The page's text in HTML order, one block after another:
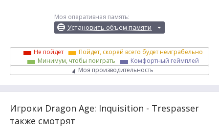
Моя оперативная память:
Установить объем памяти
Не пойдет
Пойдет, скорей всего будет неиграбельно
Минимум, чтобы поиграть
Комфортный геймплей
Моя производительность
Игроки Dragon Age: Inquisition - Trespasser
также смотрят